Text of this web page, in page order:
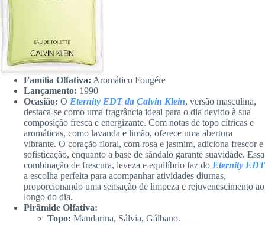
Família Olfativa: Aromático Fougére
Lançamento: 1990
Ocasião: O Eternity EDT da Calvin Klein, versão masculina,
destaca-se como uma fragrância ideal para o dia devido à sua
composição fresca e energizante. Com notas de topo cítricas e
aromáticas, como lavanda e limão, oferece uma abertura
vibrante. O coração floral, com rosa e jasmim, adiciona frescor e
sofisticação, enquanto a base de sândalo garante suavidade. Essa
combinação de frescura, leveza e equilíbrio faz do Eternity EDT
a escolha perfeita para acompanhar atividades diurnas,
proporcionando uma sensação de limpeza e rejuvenescimento ao
longo do dia.
Pirâmide Olfativa:
Topo: Mandarina, Sálvia, Gálbano.